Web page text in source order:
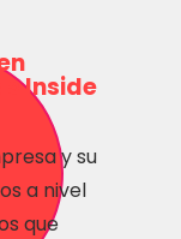
Inside
y su
a nivel
que